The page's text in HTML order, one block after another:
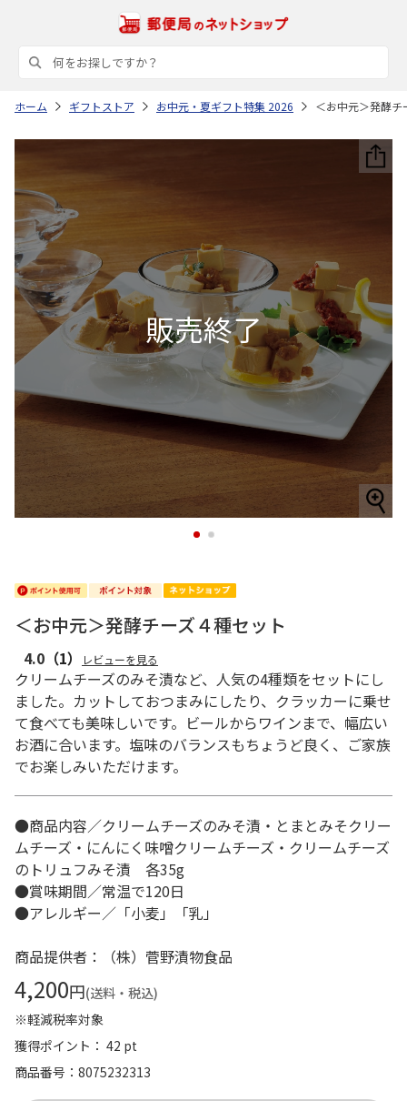
ホーム ギフトストア お中元・夏ギフト特集 2026 ＜お中元＞発酵チ
1 2
＜お中元＞発酵チーズ４種セット
4.0 （1） レビューを見る
クリームチーズのみそ漬など、人気の4種類をセットにし
ました。カットしておつまみにしたり、クラッカーに乗せ
て食べても美味しいです。ビールからワインまで、幅広い
お酒に合います。塩味のバランスもちょうど良く、ご家族
でお楽しみいただけます。
●商品内容／クリームチーズのみそ漬・とまとみそクリー
ムチーズ・にんにく味噌クリームチーズ・クリームチーズ
のトリュフみそ漬 各35g
●賞味期間／常温で120日
●アレルギー／「小麦」「乳」
商品提供者：（株）菅野漬物食品
4,200円(送料・税込)
※軽減税率対象
獲得ポイント： 42 pt
商品番号
8075232313